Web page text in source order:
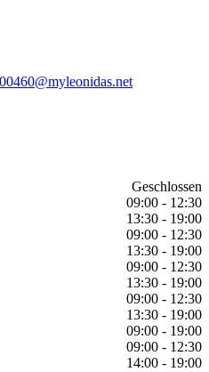
Geschlossen
09:00 - 12:30
13:30 - 19:00
09:00 - 12:30
13:30 - 19:00
09:00 - 12:30
13:30 - 19:00
09:00 - 12:30
13:30 - 19:00
09:00 - 19:00
09:00 - 12:30
14:00 - 19:00